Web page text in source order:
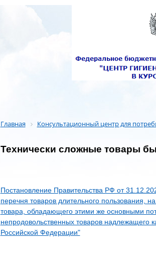
Главная Консультационный центр для
Технически сложные товары
Постановление Правительства РФ от
перечня товаров длительного пользования,
товара, обладающего этими же основными
непродовольственных товаров надлежащего
Российской Федерации"